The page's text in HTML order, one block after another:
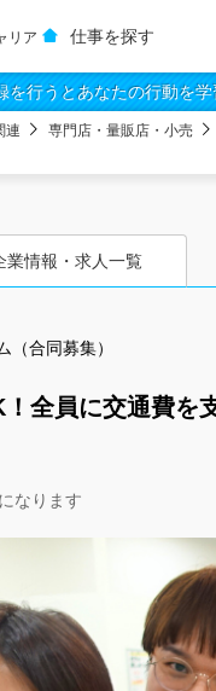
リア 仕事を探す
を行うとあなたの行動を
連 専門店・量販店・小売
業情報・求人一覧
（合同募集）
全員に交通費
なります